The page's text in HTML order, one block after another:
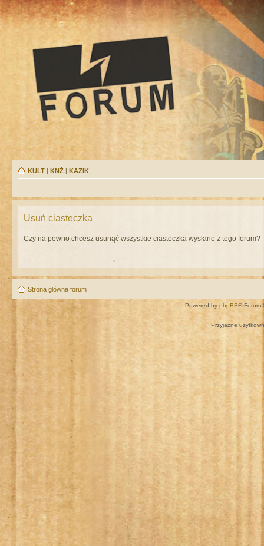
KULT | KNŻ | KAZIK
Usuń ciasteczka
Czy na pewno chcesz usunąć wszystkie ciasteczka wysłane z tego forum?
Strona główna forum
Powered by phpBB® Forum
Przyjazne